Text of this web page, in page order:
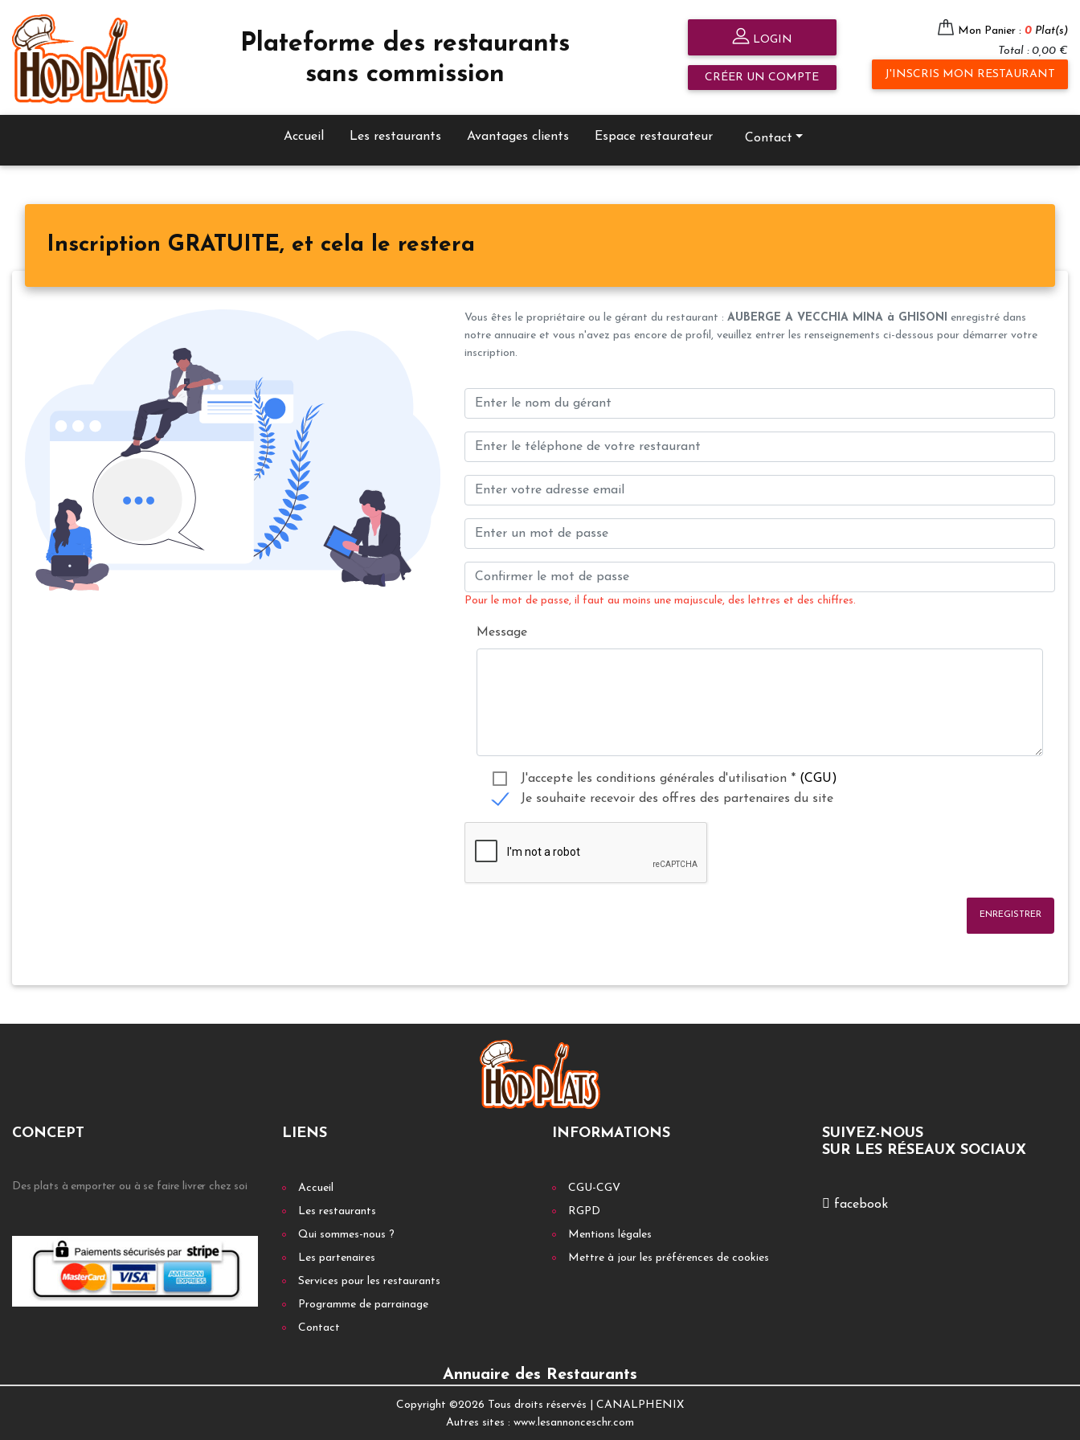
Plateforme des restaurants
sans commission
LOGIN
CRÉER UN COMPTE
Mon Panier : 0 Plat(s)
Total : 0,00 €
J'INSCRIS MON RESTAURANT
Accueil Les restaurants Avantages clients Espace restaurateur Contact
Inscription GRATUITE, et cela le restera
Vous êtes le propriétaire ou le gérant du restaurant : AUBERGE A VECCHIA MINA à GHISONI
enregistré dans
notre annuaire et vous n'avez pas encore de profil, veuillez entrer les renseignements ci-dessous pour démarrer votre
inscription.
Pour le mot de passe, il faut au moins une majuscule, des lettres et des chiffres.
Message
J'accepte les conditions générales d'utilisation * (CGU)
Je souhaite recevoir des offres des partenaires du site
ENREGISTRER
CONCEPT
Des plats à emporter ou à se faire livrer chez soi
LIENS
Accueil
Les restaurants
Qui sommes-nous ?
Les partenaires
Services pour les restaurants
Programme de parrainage
Contact
INFORMATIONS
CGU-CGV
RGPD
Mentions légales
Mettre à jour les préférences de cookies
SUIVEZ-NOUS
SUR LES RÉSEAUX SOCIAUX
facebook
Annuaire des Restaurants
Copyright ©2026 Tous droits réservés | CANALPHENIX
Autres sites : www.lesannonceschr.com